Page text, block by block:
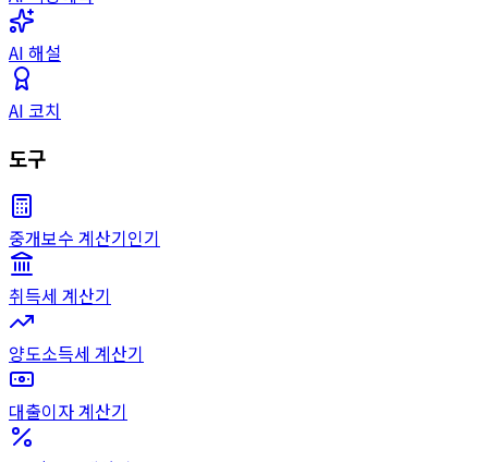
AI 해설
AI 코치
도구
중개보수 계산기인기
취득세 계산기
양도소득세 계산기
대출이자 계산기